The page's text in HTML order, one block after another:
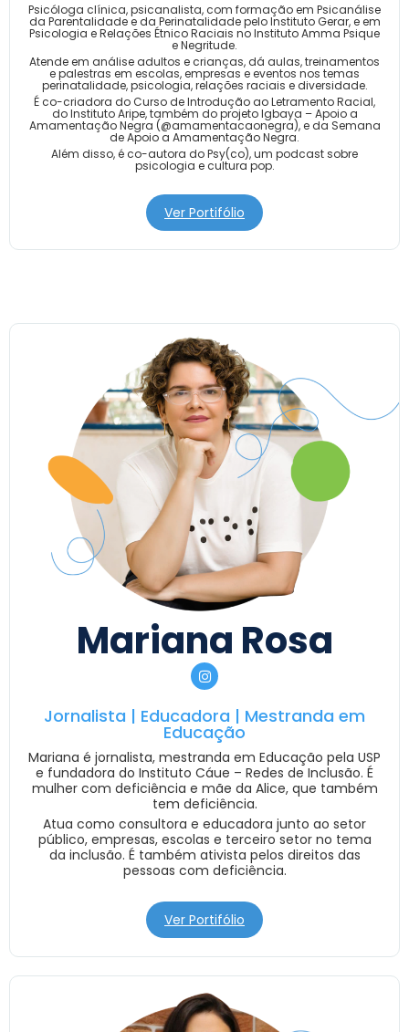
Psicóloga clínica, psicanalista, com formação em Psicanálise
da Parentalidade e da Perinatalidade pelo Instituto Gerar, e em
Psicologia e Relações Étnico Raciais no Instituto Amma Psique
e Negritude.
Atende em análise adultos e crianças, dá aulas, treinamentos
e palestras em escolas, empresas e eventos nos temas
perinatalidade, psicologia, relações raciais e diversidade.
É co-criadora do Curso de Introdução ao Letramento Racial,
do Instituto Aripe, também do projeto Igbaya – Apoio a
Amamentação Negra (@amamentacaonegra), e da Semana
de Apoio a Amamentação Negra.
Além disso, é co-autora do Psy(co), um podcast sobre
psicologia e cultura pop.
Ver Portifólio
Mariana Rosa
Jornalista | Educadora | Mestranda em
Educação
Mariana é jornalista, mestranda em Educação pela USP
e fundadora do Instituto Cáue – Redes de Inclusão. É
mulher com deficiência e mãe da Alice, que também
tem deficiência.
Atua como consultora e educadora junto ao setor
público, empresas, escolas e terceiro setor no tema
da inclusão. É também ativista pelos direitos das
pessoas com deficiência.
Ver Portifólio